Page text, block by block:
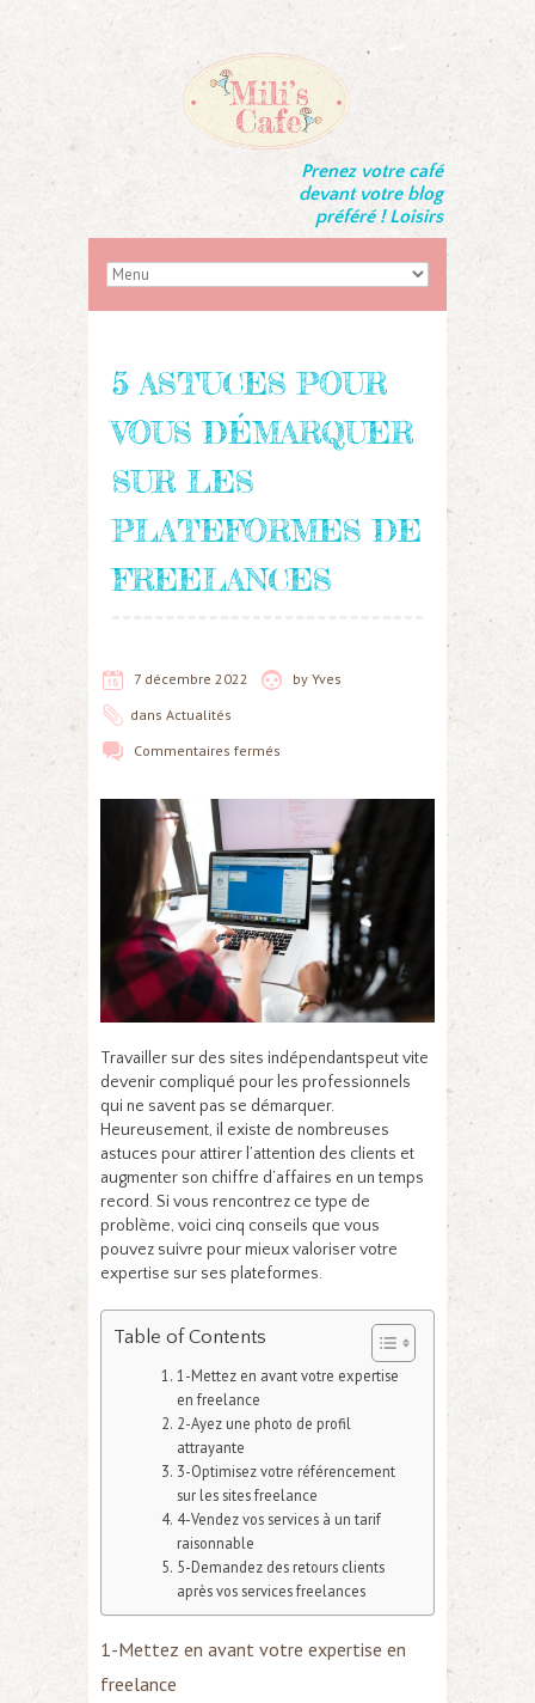
Prenez votre café
devant votre blog
préféré ! Loisirs
5 ASTUCES POUR
VOUS DÉMARQUER
SUR LES
PLATEFORMES DE
FREELANCES
7 décembre 2022 by Yves
dans Actualités
Commentaires fermés
Travailler sur des sites indépendantspeut vite
devenir compliqué pour les professionnels
qui ne savent pas se démarquer.
Heureusement, il existe de nombreuses
astuces pour attirer l’attention des clients et
augmenter son chiffre d’affaires en un temps
record. Si vous rencontrez ce type de
problème, voici cinq conseils que vous
pouvez suivre pour mieux valoriser votre
expertise sur ses plateformes.
Table of Contents
1-Mettez en avant votre expertise
en freelance
2-Ayez une photo de profil
attrayante
3-Optimisez votre référencement
sur les sites freelance
4-Vendez vos services à un tarif
raisonnable
5-Demandez des retours clients
après vos services freelances
1-Mettez en avant votre expertise en
freelance